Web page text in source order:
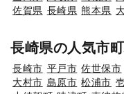
佐賀県 長崎県 熊本県
長崎県の人気市
長崎市 平戸市 佐世保市
大村市 島原市 松浦市